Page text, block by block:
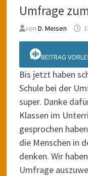
Umfrage
von D. Meisen
BEITRAG
Bis jetzt haben
Schule bei der
super. Danke
Klassen im
gesprochen
die Menschen in
denken. Wir
Umfrage